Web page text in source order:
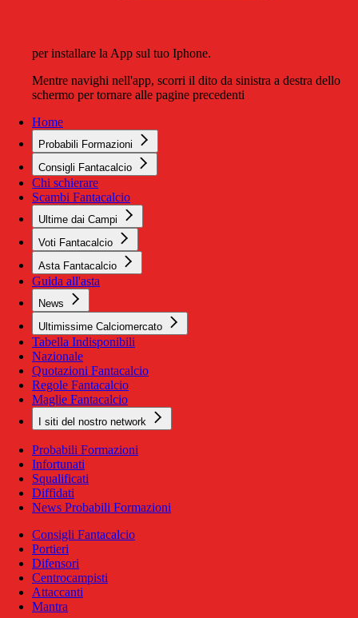
per installare la App sul tuo Iphone.
Mentre navighi nell'app, scorri il dito da sinistra a destra dello
schermo per tornare alle pagine precedenti
Home
Probabili Formazioni
Consigli Fantacalcio
Chi schierare
Scambi Fantacalcio
Ultime dai Campi
Voti Fantacalcio
Asta Fantacalcio
Guida all'asta
News
Ultimissime Calciomercato
Tabella Indisponibili
Nazionale
Quotazioni Fantacalcio
Regole Fantacalcio
Maglie Fantacalcio
I siti del nostro network
Probabili Formazioni
Infortunati
Squalificati
Diffidati
News Probabili Formazioni
Consigli Fantacalcio
Portieri
Difensori
Centrocampisti
Attaccanti
Mantra